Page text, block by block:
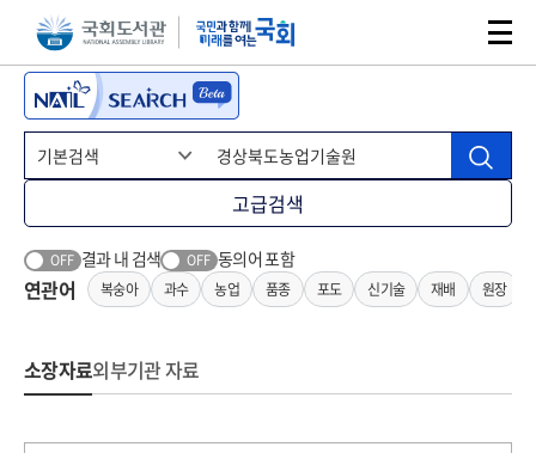
본문 바로가기주메뉴 바로가기
고급검색
OFF 결과 내 검색 OFF 동의어 포함
연관어 복숭아 과수 농업 품종 포도 신기술 재배 원장
소장자료외부기관 자료